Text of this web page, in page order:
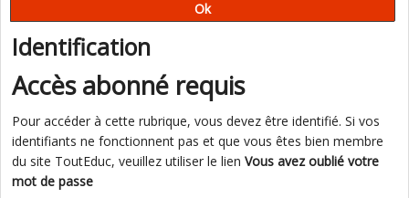
Identification
Accès abonné requis
Pour accéder à cette rubrique, vous devez être identifié. Si vos
identifiants ne fonctionnent pas et que vous êtes bien membre
du site ToutEduc, veuillez utiliser le lien Vous avez oublié votre
mot de passe